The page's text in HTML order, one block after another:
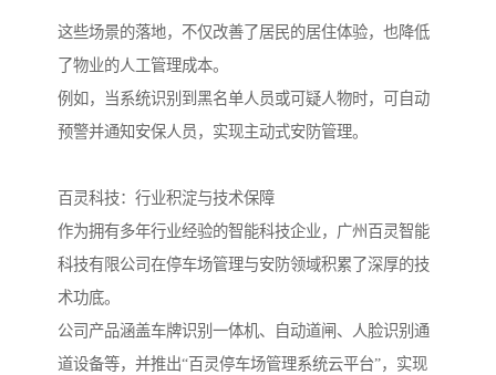
这些场景的落地，不仅改善了居民的居住体验，也降低
了物业的人工管理成本。
例如，当系统识别到黑名单人员或可疑人物时，可自动
预警并通知安保人员，实现主动式安防管理。
百灵科技：行业积淀与技术保障
作为拥有多年行业经验的智能科技企业，广州百灵智能
科技有限公司在停车场管理与安防领域积累了深厚的技
术功底。
公司产品涵盖车牌识别一体机、自动道闸、人脸识别通
道设备等，并推出“百灵停车场管理系统云平台”，实现